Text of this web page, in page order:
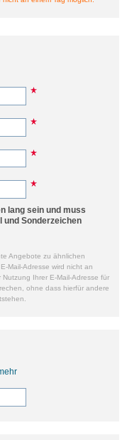
lang sein und muss
und Sonderzeichen
Angebote zu ähnlichen
Mail-Adresse wird nicht an
Ihrer E-Mail-Adresse für
ohne dass hierfür andere